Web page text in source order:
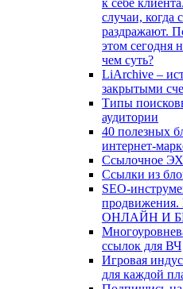
к себе
случаи, когда
раздражают.
этом сегодня
чем суть?
LiArchive –
закрытыми
Типы
аудитории
40 полезных
интернет-
Ссылочное
Ссылки из
SEO-
продвижения.
ОНЛАЙН И
ссылок для ВЧ
Игровая
для каждой